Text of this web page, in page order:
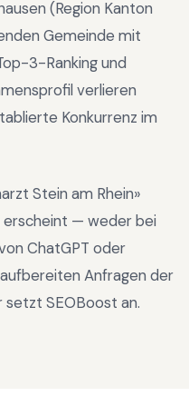
(Region Kanton
Gemeinde mit
3-Ranking und
verlieren
Konkurrenz im
Stein am Rhein»
erscheint — weder bei
ChatGPT oder
Anfragen der
setzt SEOBoost an.